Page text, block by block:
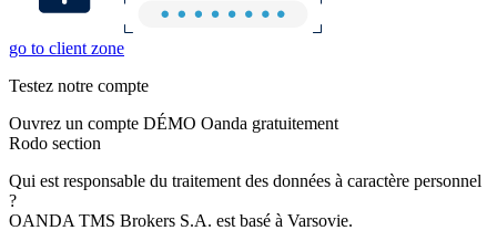
go to client zone
Testez notre compte
Ouvrez un compte DÉMO Oanda gratuitement
Rodo section
Qui est responsable du traitement des données à caractère personnel
?
OANDA TMS Brokers S.A. est basé à Varsovie.